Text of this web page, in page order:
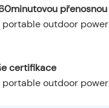
certifikace